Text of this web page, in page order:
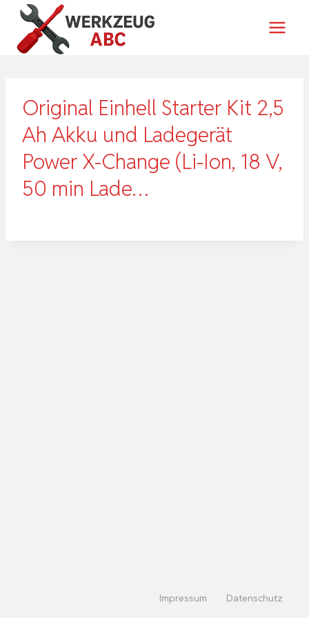
Zum
Inhalt
springen
Original Einhell Starter Kit 2,5
Ah Akku und Ladegerät
Power X-Change (Li-Ion, 18 V,
50 min Lade…
Impressum Datenschutz